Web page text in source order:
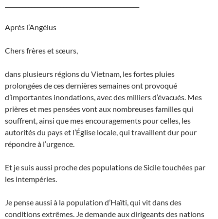
Après l’Angélus
Chers frères et sœurs,
dans plusieurs régions du Vietnam, les fortes pluies
prolongées de ces dernières semaines ont provoqué
d’importantes inondations, avec des milliers d’évacués. Mes
prières et mes pensées vont aux nombreuses familles qui
souffrent, ainsi que mes encouragements pour celles, les
autorités du pays et l’Église locale, qui travaillent dur pour
répondre à l’urgence.
Et je suis aussi proche des populations de Sicile touchées par
les intempéries.
Je pense aussi à la population d’Haïti, qui vit dans des
conditions extrêmes. Je demande aux dirigeants des nations